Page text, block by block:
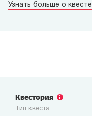
Узнать больше о квесте
Тип квеста
Квестория